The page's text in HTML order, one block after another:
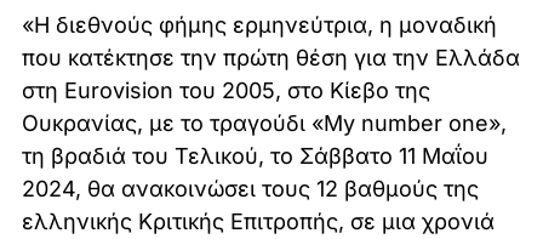
«Η διεθνούς φήμης ερμηνεύτρια, η μοναδική
που κατέκτησε την πρώτη θέση για την Ελλάδα
στη Eurovision του 2005, στο Κίεβο της
Ουκρανίας, με το τραγούδι «My number one»,
τη βραδιά του Τελικού, το Σάββατο 11 Μαΐου
2024, θα ανακοινώσει τους 12 βαθμούς της
ελληνικής Κριτικής Επιτροπής, σε μια χρονιά